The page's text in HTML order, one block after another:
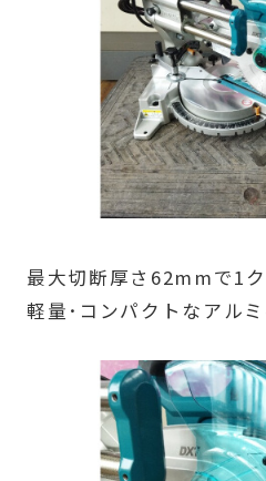
最大切断厚さ62mmで1
軽量･コンパクトなアル